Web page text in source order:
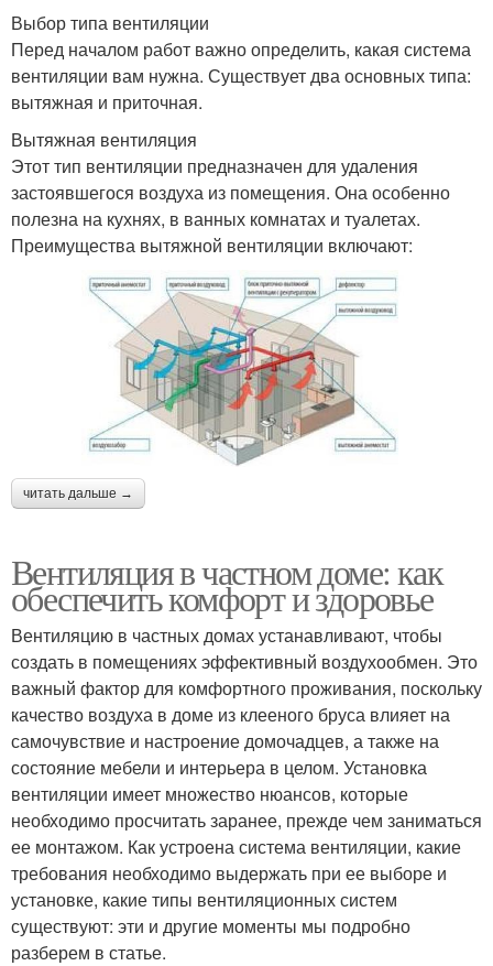
Выбор типа вентиляции
Перед началом работ важно определить, какая система
вентиляции вам нужна. Существует два основных типа:
вытяжная и приточная.
Вытяжная вентиляция
Этот тип вентиляции предназначен для удаления
застоявшегося воздуха из помещения. Она особенно
полезна на кухнях, в ванных комнатах и туалетах.
Преимущества вытяжной вентиляции включают:
читать дальше →
Вентиляция в частном доме: как
обеспечить комфорт и здоровье
Вентиляцию в частных домах устанавливают, чтобы
создать в помещениях эффективный воздухообмен. Это
важный фактор для комфортного проживания, поскольку
качество воздуха в доме из клееного бруса влияет на
самочувствие и настроение домочадцев, а также на
состояние мебели и интерьера в целом. Установка
вентиляции имеет множество нюансов, которые
необходимо просчитать заранее, прежде чем заниматься
ее монтажом. Как устроена система вентиляции, какие
требования необходимо выдержать при ее выборе и
установке, какие типы вентиляционных систем
существуют: эти и другие моменты мы подробно
разберем в статье.